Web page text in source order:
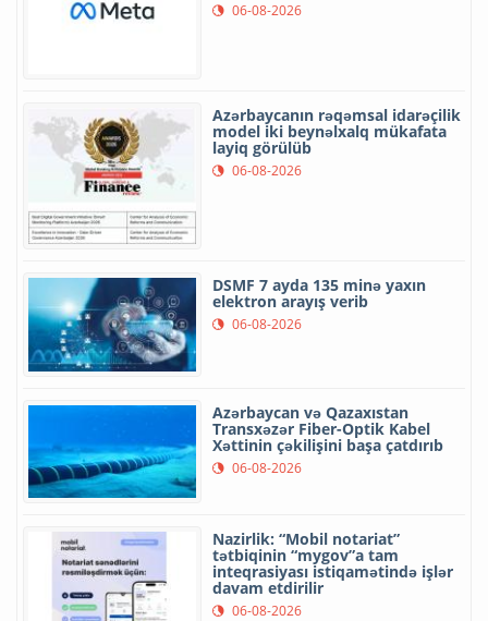
06-08-2026
Azərbaycanın rəqəmsal idarəçilik
model iki beynəlxalq mükafata
layiq görülüb
06-08-2026
DSMF 7 ayda 135 minə yaxın
elektron arayış verib
06-08-2026
Azərbaycan və Qazaxıstan
Transxəzər Fiber-Optik Kabel
Xəttinin çəkilişini başa çatdırıb
06-08-2026
Nazirlik: “Mobil notariat”
tətbiqinin “mygov”a tam
inteqrasiyası istiqamətində işlər
davam etdirilir
06-08-2026